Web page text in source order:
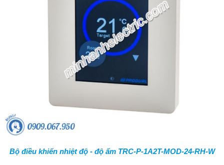
Bộ điều khiển nhiệt độ - độ ẩm TRC-P-1A2T-MOD-24-RH-W